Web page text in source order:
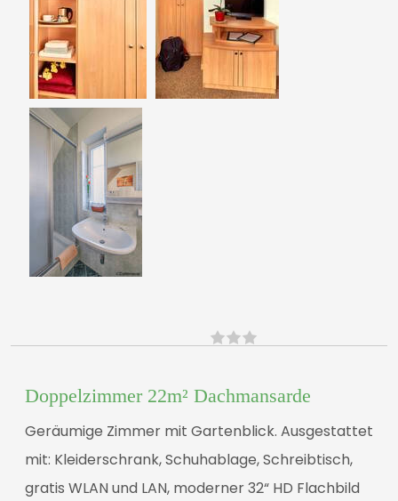
Doppelzimmer 22m² Dachmansarde
Geräumige Zimmer mit Gartenblick. Ausgestattet
mit: Kleiderschrank, Schuhablage, Schreibtisch,
gratis WLAN und LAN, moderner 32“ HD Flachbild